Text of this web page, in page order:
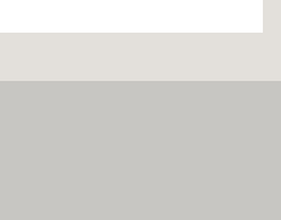
Γιώργου Μέριανου